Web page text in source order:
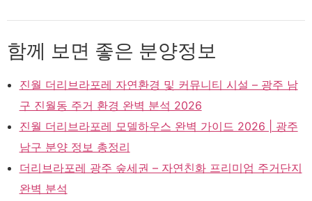
함께 보면 좋은 분양정보
진월 더리브라포레 자연환경 및 커뮤니티 시설 – 광주 남
구 진월동 주거 환경 완벽 분석 2026
진월 더리브라포레 모델하우스 완벽 가이드 2026 | 광주
남구 분양 정보 총정리
더리브라포레 광주 숲세권 – 자연친화 프리미엄 주거단지
완벽 분석